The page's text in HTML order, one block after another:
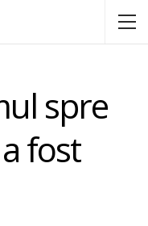
spre
fost